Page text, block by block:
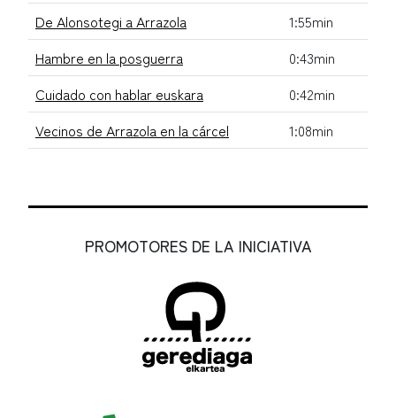
De Alonsotegi a Arrazola
1:55min
Hambre en la posguerra
0:43min
Cuidado con hablar euskara
0:42min
Vecinos de Arrazola en la cárcel
1:08min
PROMOTORES DE LA INICIATIVA